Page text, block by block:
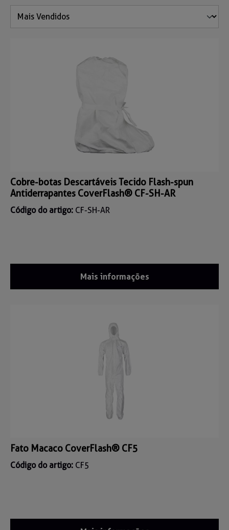
Cobre-botas Descartáveis Tecido Flash-spun
Antiderrapantes CoverFlash® CF-SH-AR
Código do artigo: CF-SH-AR
Mais informações
Fato Macaco CoverFlash® CF5
Código do artigo: CF5